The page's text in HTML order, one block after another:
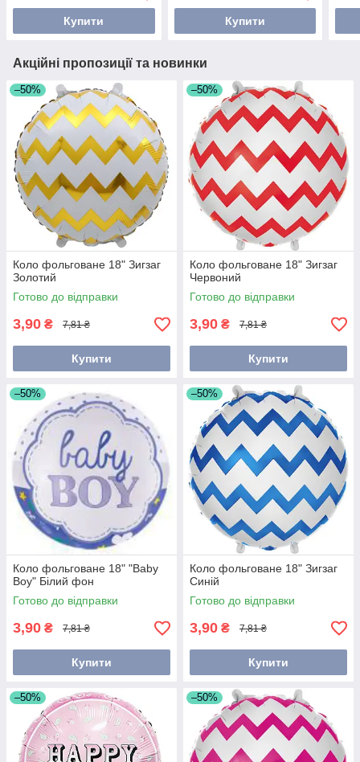
Купити Купити
Акційні пропозиції та новинки
–50%
Коло фольговане 18" Зигзаг
Золотий
Готово до відправки
3,90 ₴ 7,81 ₴
Купити
–50%
Коло фольговане 18" Зигзаг
Червоний
Готово до відправки
3,90 ₴ 7,81 ₴
Купити
–50%
Коло фольговане 18" "Baby
Boy" Білий фон
Готово до відправки
3,90 ₴ 7,81 ₴
Купити
–50%
Коло фольговане 18" Зигзаг
Синій
Готово до відправки
3,90 ₴ 7,81 ₴
Купити
–50% –50%